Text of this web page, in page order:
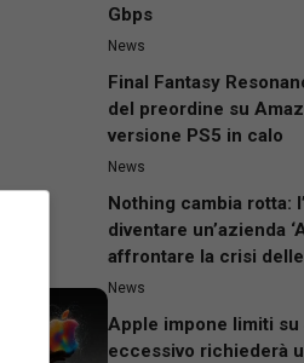
Gbps
News
Final Fantasy
del preordine su
versione PS5 in calo
News
Nothing cambia rotta:
diventare un’azienda
affrontare la crisi
News
Apple impone limiti su
eccessivo richiederà